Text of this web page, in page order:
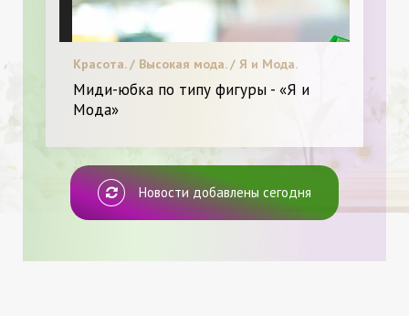
Красота. / Высокая мода. / Я и Мода.
Миди-юбка по типу фигуры - «Я и
Мода»
Новости добавлены сегодня